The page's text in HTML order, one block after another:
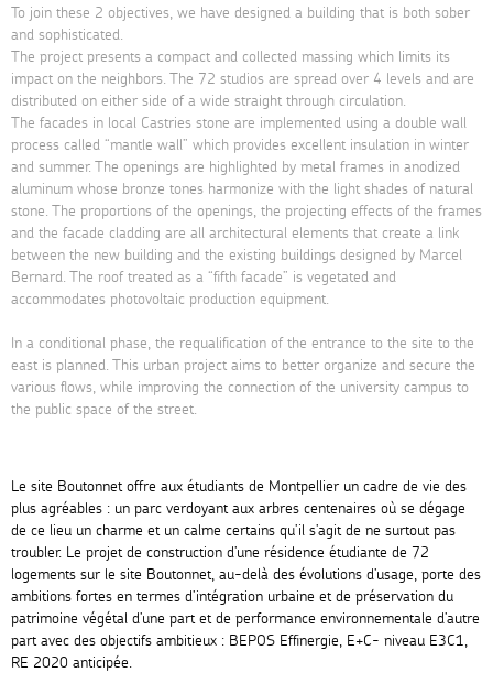
To join these 2 objectives, we have designed a building that is both sober
and sophisticated.
The project presents a compact and collected massing which limits its
impact on the neighbors. The 72 studios are spread over 4 levels and are
distributed on either side of a wide straight through circulation.
The facades in local Castries stone are implemented using a double wall
process called “mantle wall” which provides excellent insulation in winter
and summer. The openings are highlighted by metal frames in anodized
aluminum whose bronze tones harmonize with the light shades of natural
stone. The proportions of the openings, the projecting effects of the frames
and the facade cladding are all architectural elements that create a link
between the new building and the existing buildings designed by Marcel
Bernard. The roof treated as a “fifth facade” is vegetated and
accommodates photovoltaic production equipment.
In a conditional phase, the requalification of the entrance to the site to the
east is planned. This urban project aims to better organize and secure the
various flows, while improving the connection of the university campus to
the public space of the street.
Le site Boutonnet offre aux étudiants de Montpellier un cadre de vie des
plus agréables : un parc verdoyant aux arbres centenaires où se dégage
de ce lieu un charme et un calme certains qu’il s’agit de ne surtout pas
troubler. Le projet de construction d’une résidence étudiante de 72
logements sur le site Boutonnet, au-delà des évolutions d’usage, porte des
ambitions fortes en termes d’intégration urbaine et de préservation du
patrimoine végétal d’une part et de performance environnementale d’autre
part avec des objectifs ambitieux : BEPOS Effinergie, E+C- niveau E3C1,
RE 2020 anticipée.